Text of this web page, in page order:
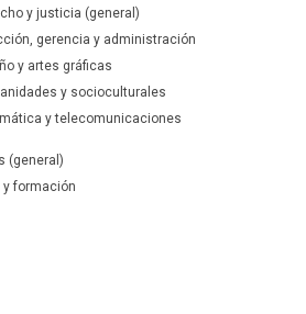
y justicia (general)
gerencia y administración
y artes gráficas
y socioculturales
y telecomunicaciones
(general)
y formación